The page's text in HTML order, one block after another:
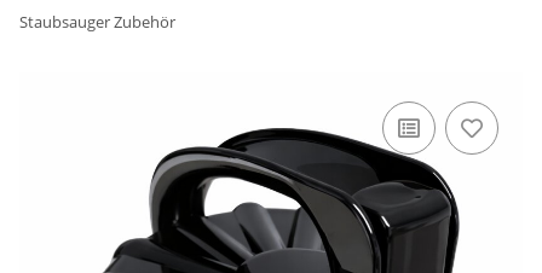
Staubsauger Zubehör